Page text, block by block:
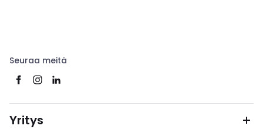
Seuraa meitä
Yritys